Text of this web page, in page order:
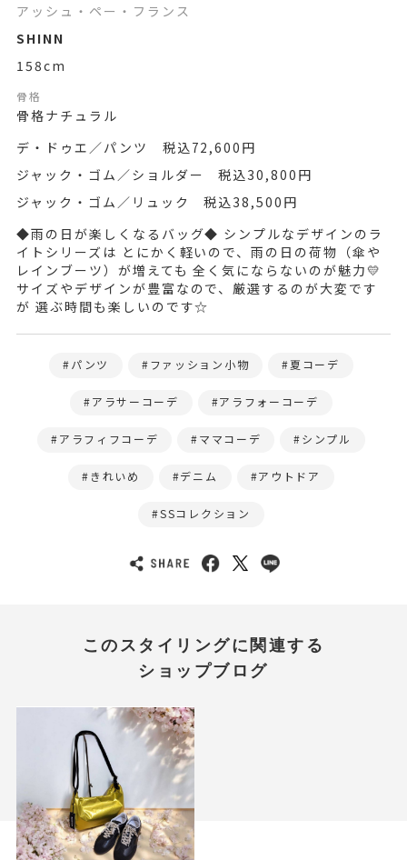
アッシュ・ペー・フランス
SHINN
158cm
骨格
骨格ナチュラル
デ・ドゥエ／パンツ 税込72,600円
ジャック・ゴム／ショルダー 税込30,800円
ジャック・ゴム／リュック 税込38,500円
◆雨の日が楽しくなるバッグ◆ シンプルなデザインのラ
イトシリーズは とにかく軽いので、雨の日の荷物（傘や
レインブーツ）が増えても 全く気にならないのが魅力💛
サイズやデザインが豊富なので、厳選するのが大変です
が 選ぶ時間も楽しいのです☆
パンツ ファッション小物 夏コーデ
アラサーコーデ アラフォーコーデ
アラフィフコーデ ママコーデ シンプル
きれいめ デニム アウトドア
SSコレクション
このスタイリングに関連する
ショップブログ